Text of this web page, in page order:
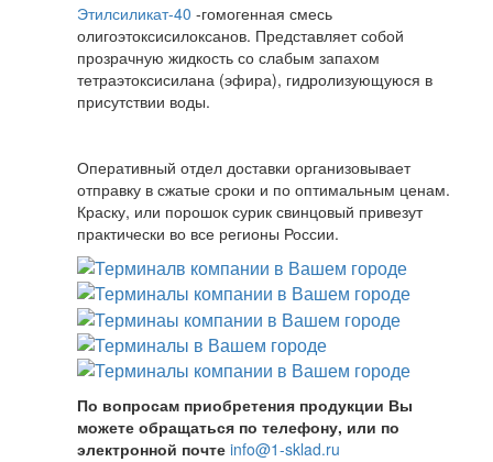
Этилсиликат-40 -гомогенная смесь
олигоэтоксисилоксанов. Представляет собой
прозрачную жидкость со слабым запахом
тетраэтоксисилана (эфира), гидролизующуюся в
присутствии воды.
Оперативный отдел доставки организовывает
отправку в сжатые сроки и по оптимальным ценам.
Краску, или порошок сурик свинцовый привезут
практически во все регионы России.
По вопросам приобретения продукции Вы
можете обращаться по телефону, или по
электронной почте info@1-sklad.ru